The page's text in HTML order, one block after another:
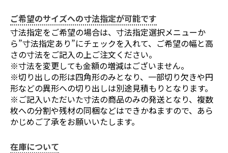
ご希望のサイズへの寸法指定が可能です
寸法指定をご希望の場合は、寸法指定選択メニューか
ら”寸法指定あり”にチェックを入れて、ご希望の幅と高
さの寸法をご記入の上ご注文ください。
※寸法を変更しても金額の増減はございません。
※切り出しの形は四角形のみとなり、一部切り欠きや円
形などの異形への切り出しは別途見積もりとなります。
※ご記入いただいた寸法の商品のみの発送となり、複数
枚への分割や残材の同梱などはできかねますので、あら
かじめご了承をお願いいたします。
在庫について